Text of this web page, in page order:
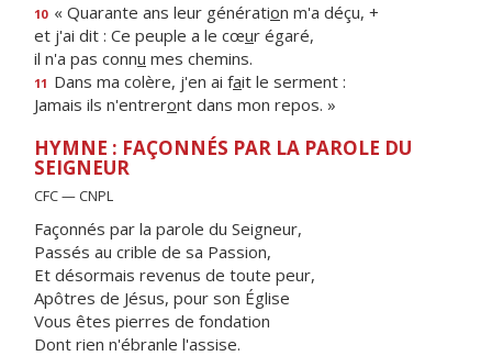
10 « Quarante ans leur génération m'a déçu, +
et j'ai dit : Ce peuple a le cœur égaré,
il n'a pas connu mes chemins.
11 Dans ma colère, j'en ai fait le serment :
Jamais ils n'entreront dans mon repos. »
HYMNE : FAÇONNÉS PAR LA PAROLE DU
SEIGNEUR
CFC — CNPL
Façonnés par la parole du Seigneur,
Passés au crible de sa Passion,
Et désormais revenus de toute peur,
Apôtres de Jésus, pour son Église
Vous êtes pierres de fondation
Dont rien n'ébranle l'assise.